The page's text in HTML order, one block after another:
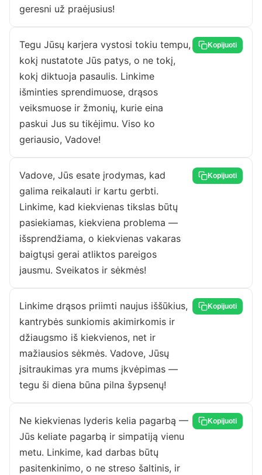
geresni už praėjusius!
Tegu Jūsų karjera vystosi tokiu tempu,
kokį nustatote Jūs patys, o ne tokį,
kokį diktuoja pasaulis. Linkime
išminties sprendimuose, drąsos
veiksmuose ir žmonių, kurie eina
paskui Jus su tikėjimu. Viso ko
geriausio, Vadove!
Kopijuoti
Vadove, Jūs esate įrodymas, kad
galima reikalauti ir kartu gerbti.
Linkime, kad kiekvienas tikslas būtų
pasiekiamas, kiekviena problema —
išsprendžiama, o kiekvienas vakaras
baigtųsi gerai atliktos pareigos
jausmu. Sveikatos ir sėkmės!
Kopijuoti
Linkime drąsos priimti naujus iššūkius,
kantrybės sunkiomis akimirkomis ir
džiaugsmo iš kiekvienos, net ir
mažiausios sėkmės. Vadove, Jūsų
įsitraukimas yra mums įkvėpimas —
tegu ši diena būna pilna šypsenų!
Kopijuoti
Ne kiekvienas lyderis kelia pagarbą —
Jūs keliate pagarbą ir simpatiją vienu
metu. Linkime, kad darbas būtų
pasitenkinimo, o ne streso šaltinis, ir
Kopijuoti